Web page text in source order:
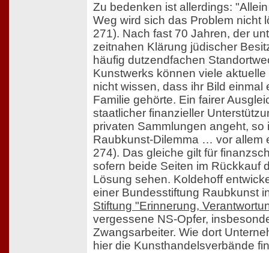
Zu bedenken ist allerdings:
Weg wird sich das Problem nicht
271). Nach fast 70 Jahren, der
zeitnahen Klärung jüdischer
häufig dutzendfachen
Kunstwerks können viele aktuelle
nicht wissen, dass ihr Bild einmal
Familie gehörte. Ein fairer
staatlicher finanzieller
privaten Sammlungen angeht, so
Raubkunst-Dilemma … vor allem
274). Das gleiche gilt für
sofern beide Seiten im Rückkauf
Lösung sehen. Koldehoff
einer Bundesstiftung Raubkunst
Stiftung "Erinnerung,
vergessene NS-Opfer,
Zwangsarbeiter. Wie dort
hier die Kunsthandelsverbände